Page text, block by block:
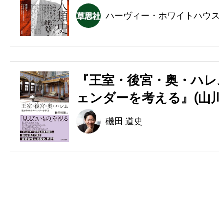
ハーヴィー・ホワイトハウ
『王室・後宮・奥・ハ
ェンダーを考える』(山
磯田 道史